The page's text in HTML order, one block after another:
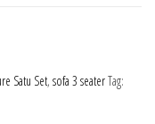
Satu Set, sofa 3 seaterTag: